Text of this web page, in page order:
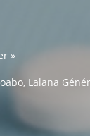
»
Lalana